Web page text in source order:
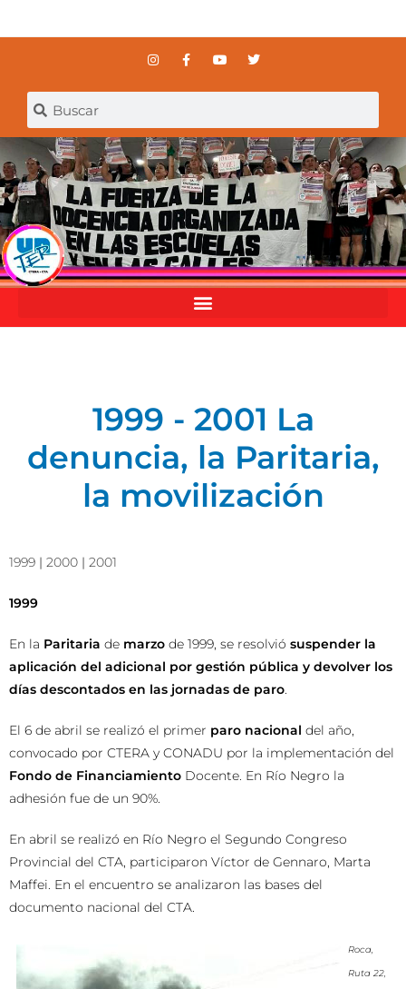
1999 - 2001 La
denuncia, la Paritaria,
la movilización
1999 | 2000 | 2001
1999
En la Paritaria de marzo de 1999, se resolvió suspender la
aplicación del adicional por gestión pública y devolver los
días descontados en las jornadas de paro.
El 6 de abril se realizó el primer paro nacional del año,
convocado por CTERA y CONADU por la implementación del
Fondo de Financiamiento Docente. En Río Negro la
adhesión fue de un 90%.
En abril se realizó en Río Negro el Segundo Congreso
Provincial del CTA, participaron Víctor de Gennaro, Marta
Maffei. En el encuentro se analizaron las bases del
documento nacional del CTA.
Roca,
Ruta 22,